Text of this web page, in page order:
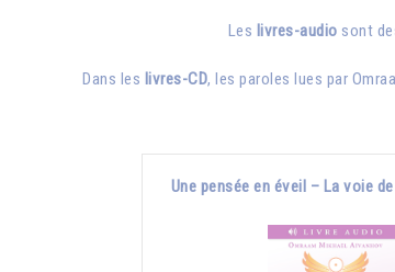
Les livres-audio sont
Dans les livres-CD, les paroles lues par
Une pensée en éveil – La voie